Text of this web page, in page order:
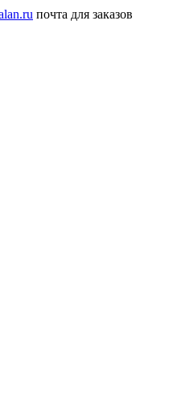
почта для заказов